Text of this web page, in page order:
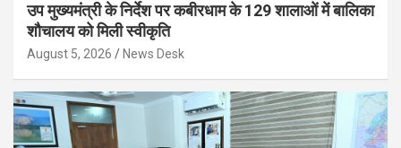
उप मुख्यमंत्री के निर्देश पर कबीरधाम के 129 शालाओं में बालिका
शौचालय को मिली स्वीकृति
August 5, 2026 News Desk